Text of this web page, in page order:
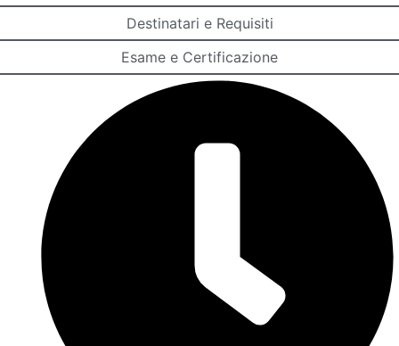
Destinatari e Requisiti
Esame e Certificazione